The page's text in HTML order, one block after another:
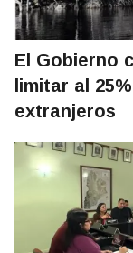
El Gobierno
limitar al
extranjeros